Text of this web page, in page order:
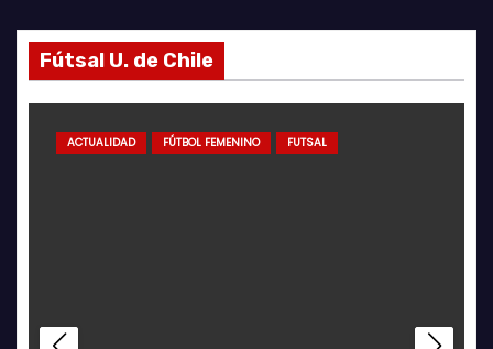
Fútsal U. de Chile
ACTUALIDAD FUTSAL